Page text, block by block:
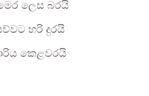
ලෙස බරයි
හරි දුරයි
කෙළවරයි